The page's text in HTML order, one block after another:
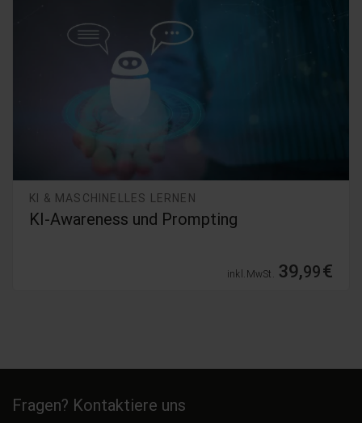
KI & MASCHINELLES LERNEN
KI-Awareness und Prompting
inkl. MwSt. 39,99€
Fragen? Kontaktiere uns